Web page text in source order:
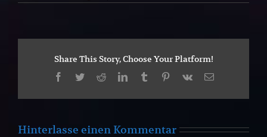
Share This Story, Choose Your Platform!
Facebook
TwitterRedditLinkedInTumblrPinterest
Vk
E-
Hinterlasse einen Kommentar